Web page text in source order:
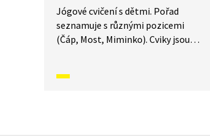
Jógové cvičení s dětmi. Pořad
seznamuje s různými pozicemi
(Čáp, Most, Miminko). Cviky jsou
i dechové a relaxační cvičení.